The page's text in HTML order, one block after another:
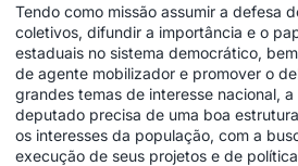
Tendo como missão assumir a defesa
coletivos, difundir a importância e o
estaduais no sistema democrático,
de agente mobilizador e promover o
grandes temas de interesse nacional,
deputado precisa de uma boa
os interesses da população, com a
execução de seus projetos e de